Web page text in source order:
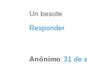
Un besote
Responder
Anónimo 31 de